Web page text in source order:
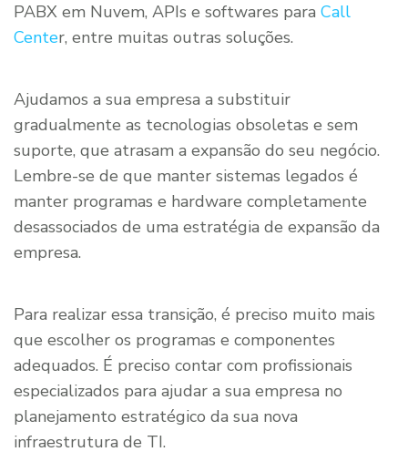
PABX em Nuvem, APIs e softwares para Call
Center, entre muitas outras soluções.
Ajudamos a sua empresa a substituir
gradualmente as tecnologias obsoletas e sem
suporte, que atrasam a expansão do seu negócio.
Lembre-se de que manter sistemas legados é
manter programas e hardware completamente
desassociados de uma estratégia de expansão da
empresa.
Para realizar essa transição, é preciso muito mais
que escolher os programas e componentes
adequados. É preciso contar com profissionais
especializados para ajudar a sua empresa no
planejamento estratégico da sua nova
infraestrutura de TI.